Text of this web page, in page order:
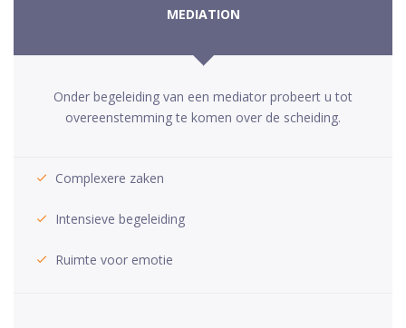
MEDIATION
Onder begeleiding van een mediator probeert u tot
overeenstemming te komen over de scheiding.
Complexere zaken
Intensieve begeleiding
Ruimte voor emotie